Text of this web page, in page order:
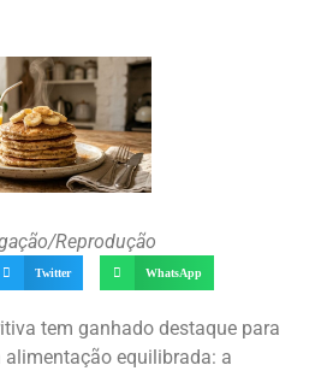
Reprodução
Twitter WhatsApp
tem ganhado destaque para
equilibrada: a